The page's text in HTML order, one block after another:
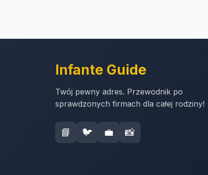
Infante Guide
Twój pewny adres. Przewodnik po
sprawdzonych firmach dla całej rodziny!
📘 🐦 💼 📸